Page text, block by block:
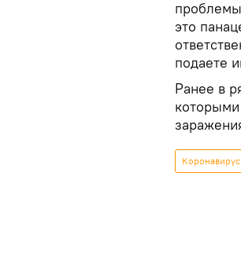
это
подаете
Ранее в
Коронавирус